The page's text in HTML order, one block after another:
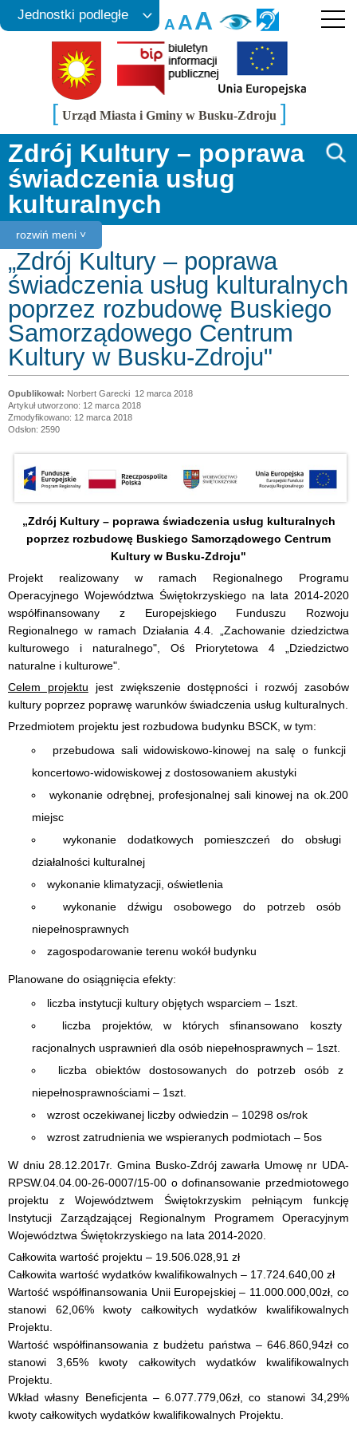
AAA
Jednostki podległe
[ Urząd Miasta i Gminy w Busku-Zdroju ]
rozwiń meni ˅
Zdrój Kultury – poprawa
świadczenia usług
kulturalnych
„Zdrój Kultury – poprawa
świadczenia usług kulturalnych
poprzez rozbudowę Buskiego
Samorządowego Centrum
Kultury w Busku-Zdroju"
Norbert Garecki 12 marca 2018
Artykuł utworzono: 12 marca 2018
Zmodyfikowano: 12 marca 2018
Odsłon: 2590
„Zdrój Kultury – poprawa świadczenia usług kulturalnych
poprzez rozbudowę Buskiego Samorządowego Centrum
Kultury w Busku-Zdroju"
Projekt realizowany w ramach Regionalnego Programu
Operacyjnego Województwa Świętokrzyskiego na lata 2014-2020
współfinansowany z Europejskiego Funduszu Rozwoju
Regionalnego w ramach Działania 4.4. „Zachowanie dziedzictwa
kulturowego i naturalnego", Oś Priorytetowa 4 „Dziedzictwo
naturalne i kulturowe".
Celem projektu jest zwiększenie dostępności i rozwój zasobów
kultury poprzez poprawę warunków świadczenia usług kulturalnych.
Przedmiotem projektu jest rozbudowa budynku BSCK, w tym:
przebudowa sali widowiskowo-kinowej na salę o funkcji
koncertowo-widowiskowej z dostosowaniem akustyki
wykonanie odrębnej, profesjonalnej sali kinowej na ok.200
miejsc
wykonanie dodatkowych pomieszczeń do obsługi
działalności kulturalnej
wykonanie klimatyzacji, oświetlenia
wykonanie dźwigu osobowego do potrzeb osób
niepełnosprawnych
zagospodarowanie terenu wokół budynku
Planowane do osiągnięcia efekty:
liczba instytucji kultury objętych wsparciem – 1szt.
liczba projektów, w których sfinansowano koszty
racjonalnych usprawnień dla osób niepełnosprawnych – 1szt.
liczba obiektów dostosowanych do potrzeb osób z
niepełnosprawnościami – 1szt.
wzrost oczekiwanej liczby odwiedzin – 10298 os/rok
wzrost zatrudnienia we wspieranych podmiotach – 5os
W dniu 28.12.2017r. Gmina Busko-Zdrój zawarła Umowę nr UDA-
RPSW.04.04.00-26-0007/15-00 o dofinansowanie przedmiotowego
projektu z Województwem Świętokrzyskim pełniącym funkcję
Instytucji Zarządzającej Regionalnym Programem Operacyjnym
Województwa Świętokrzyskiego na lata 2014-2020.
Całkowita wartość projektu – 19.506.028,91 zł
Całkowita wartość wydatków kwalifikowalnych – 17.724.640,00 zł
Wartość współfinansowania Unii Europejskiej – 11.000.000,00zł, co
stanowi 62,06% kwoty całkowitych wydatków kwalifikowalnych
Projektu.
Wartość współfinansowania z budżetu państwa – 646.860,94zł co
stanowi 3,65% kwoty całkowitych wydatków kwalifikowalnych
Projektu.
Wkład własny Beneficjenta – 6.077.779,06zł, co stanowi 34,29%
kwoty całkowitych wydatków kwalifikowalnych Projektu.